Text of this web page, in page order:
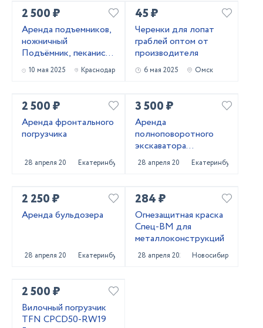
2 500 ₽
Аренда подъемников,
ножничный
Подъёмник, пеканиска
в аренду
10 мая 2025 Краснодар
45 ₽
Черенки для лопат
граблей оптом от
производителя
6 мая 2025 Омск
2 500 ₽
Аренда фронтального
погрузчика
28 апреля 2025 Екатеринбург
3 500 ₽
Аренда
полноповоротного
экскаватора
погрузчика
28 апреля 2025 Екатеринбург
2 250 ₽
Аренда бульдозера
28 апреля 2025 Екатеринбург
284 ₽
Огнезащитная краска
Спец-ВМ для
металлоконструкций
28 апреля 2025 Новосибирск
2 500 ₽
Вилочный погрузчик
TFN CPCD50-RW19